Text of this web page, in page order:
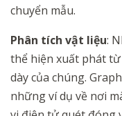
chuyển mẫu.
Phân tích vật liệu:
thể hiện xuất phát
dày của chúng.
những ví dụ về nơi